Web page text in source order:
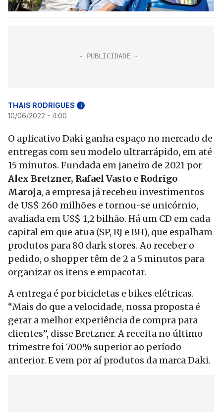
THAIS RODRIGUES i
10/06/2022 - 4:00
O aplicativo Daki ganha espaço no mercado de
entregas com seu modelo ultrarrápido, em até
15 minutos. Fundada em janeiro de 2021 por
Alex Bretzner, Rafael Vasto e Rodrigo
Maroja, a empresa já recebeu investimentos
de US$ 260 milhões e tornou-se unicórnio,
avaliada em US$ 1,2 bilhão. Há um CD em cada
capital em que atua (SP, RJ e BH), que espalham
produtos para 80 dark stores. Ao receber o
pedido, o shopper têm de 2 a 5 minutos para
organizar os itens e empacotar.
A entrega é por bicicletas e bikes elétricas.
“Mais do que a velocidade, nossa proposta é
gerar a melhor experiência de compra para
clientes”, disse Bretzner. A receita no último
trimestre foi 700% superior ao período
anterior. E vem por aí produtos da marca Daki.